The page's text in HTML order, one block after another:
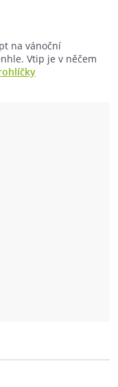
na vánoční
Vtip je v něčem